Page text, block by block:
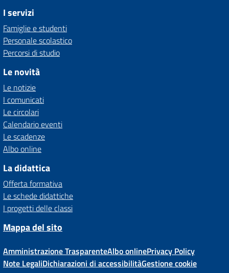
I servizi
Famiglie e studenti
Personale scolastico
Percorsi di studio
Le novità
Le notizie
I comunicati
Le circolari
Calendario eventi
Le scadenze
Albo online
La didattica
Offerta formativa
Le schede didattiche
I progetti delle classi
Mappa del sito
Amministrazione TrasparenteAlbo onlinePrivacy Policy
Note LegaliDichiarazioni di accessibilitàGestione cookie